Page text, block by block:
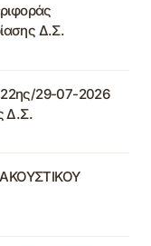
Δ.Σ.
29-07-2026
Δ.Σ.